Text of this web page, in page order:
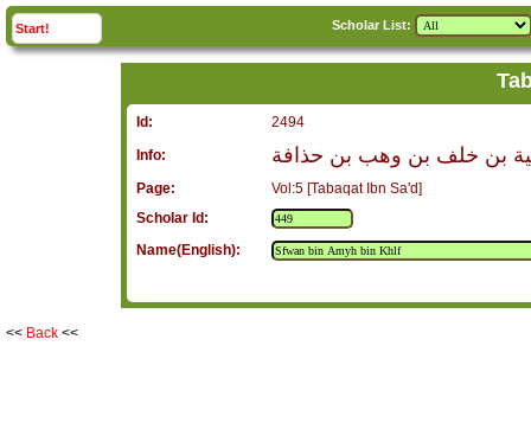
Start! Scholar List:
Id:
2494
Info:
بن خلف بن وهب بن حذافة
Page:
Vol:5 [Tabaqat Ibn Sa'd]
Scholar Id:
Name(English):
<< Back <<